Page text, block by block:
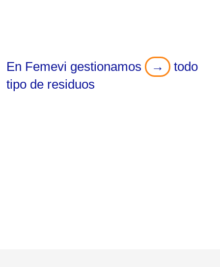
En Femevi gestionamos →
todo
tipo de residuos